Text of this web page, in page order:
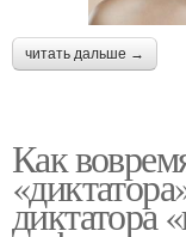
читать дальше →
Как
диктатора